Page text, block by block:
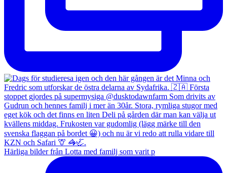
Härliga bilder från Lotta med familj som varit p